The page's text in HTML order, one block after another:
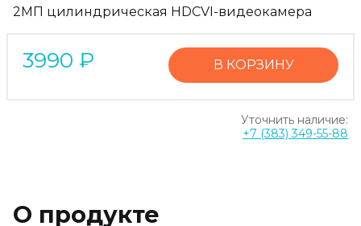
2МП цилиндрическая HDCVI-видеокамера
3990 ₽ В КОРЗИНУ
Уточнить наличие:
+7 (383) 349-55-88
О продукте